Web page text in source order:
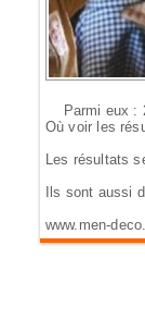
Parmi eux :
Où voir les
Les résultats
Ils sont aussi
www.men-